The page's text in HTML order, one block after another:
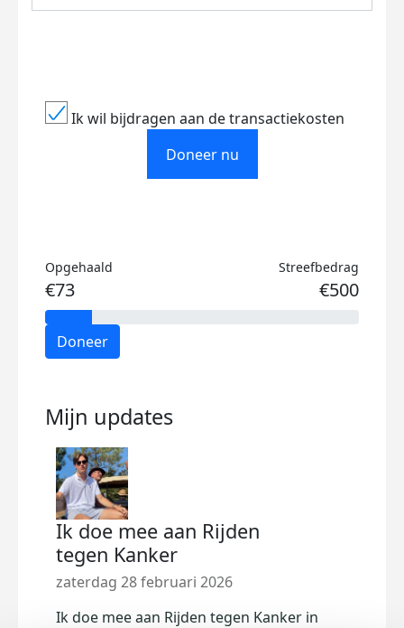
Ik wil bijdragen aan de transactiekosten
Doneer nu
Opgehaald
€73
Streefbedrag
€500
Doneer
Mijn updates
Ik doe mee aan Rijden
tegen Kanker
zaterdag 28 februari 2026
Ik doe mee aan Rijden tegen Kanker in